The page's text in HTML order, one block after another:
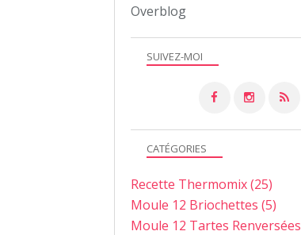
SUIVEZ-MOI
Overblog
CATÉGORIES
Recette Thermomix(25)
Moule 12 Briochettes (5)
Moule 12 Tartes Renversées